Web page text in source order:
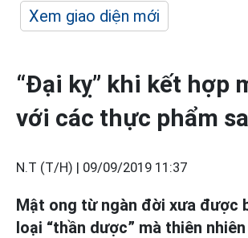
Xem giao diện mới
“Đại kỵ” khi kết hợp
với các thực phẩm
N.T (T/H) | 09/09/2019 11:37
Mật ong từ ngàn đời xưa được
loại “thần dược” mà thiên